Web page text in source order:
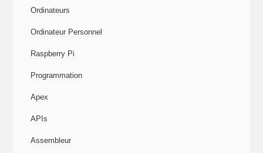
Ordinateurs
Ordinateur Personnel
Raspberry Pi
Programmation
Apex
APIs
Assembleur